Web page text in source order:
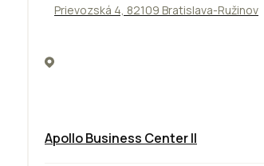
Prievozská 4, 82109 Bratislava-Ružinov
Apollo Business Center II